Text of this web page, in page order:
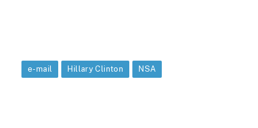
e-mail Hillary Clinton NSA